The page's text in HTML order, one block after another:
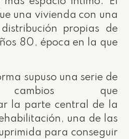
una vivienda con una
propias de
80, época en la que
supuso una serie de
cambios que
la parte central de la
una de las
para conseguir